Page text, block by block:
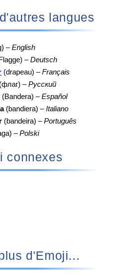
d'autres langues
–English
–Deutsch
(drapeau) –Français
(флаг) –Русский
(Bandera) –Español
(bandiera) –Italiano
(bandeira) –Português
–Polski
connexes
d'Emoji...